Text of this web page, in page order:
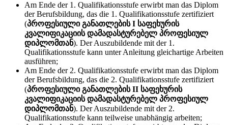
Am Ende der 1. Qualifikationsstufe erwirbt man das Diplom
der Berufsbildung, das die 1. Qualifikationsstufe zertifiziert
(პროფესიული განათლების I საფეხურის
კვალიფიკაციის დამადასტურებელ პროფესიულ
დიპლომთან). Der Auszubildende mit der 1.
Qualifikationsstufe kann unter Anleitung gleichartige Arbeiten
ausführen;
Am Ende der 2. Qualifikationsstufe erwirbt man das Diplom
der Berufsbildung, das die 2. Qualifikationsstufe zertifiziert
(პროფესიული განათლების II საფეხურის
კვალიფიკაციის დამადასტურებელ პროფესიულ
დიპლომთან). Der Auszubildende mit der 2.
Qualifikationsstufe kann teilweise unabhängig arbeiten;